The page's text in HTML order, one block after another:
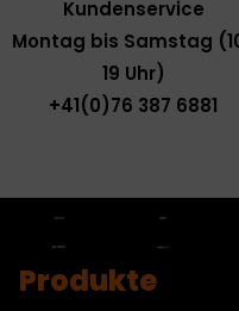
Kundenservice
Montag bis Samstag
19 Uhr)
+41(0)76 387 6881
Produkte